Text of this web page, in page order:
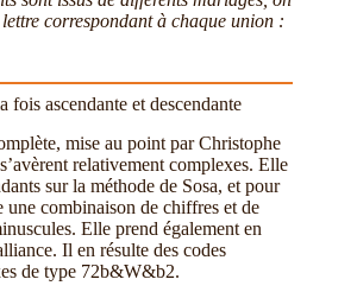
correspondant à chaque union :
fois ascendante et descendante
mise au point par Christophe
relativement complexes. Elle
sur la méthode de Sosa, et pour
une combinaison de chiffres et de
Elle prend également en
Il en résulte des codes
de type 72b&W&b2.